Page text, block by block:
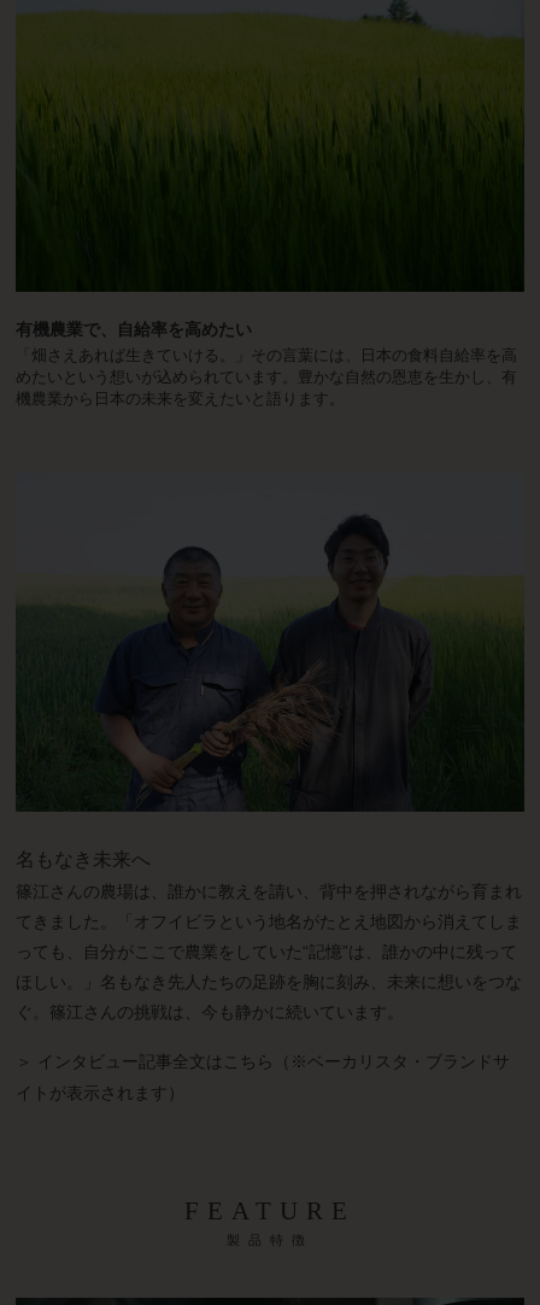
有機農業で、自給率を高めたい
「畑さえあれば生きていける。」その言葉には、日本の食料自給率を高
めたいという想いが込められています。豊かな自然の恩恵を生かし、有
機農業から日本の未来を変えたいと語ります。
名もなき未来へ
篠江さんの農場は、誰かに教えを請い、背中を押されながら育まれ
てきました。「オフイビラという地名がたとえ地図から消えてしま
っても、自分がここで農業をしていた“記憶”は、誰かの中に残って
ほしい。」名もなき先人たちの足跡を胸に刻み、未来に想いをつな
ぐ。篠江さんの挑戦は、今も静かに続いています。
＞ インタビュー記事全文はこちら（※ベーカリスタ・ブランドサ
イトが表示されます）
FEATURE
製品特徴